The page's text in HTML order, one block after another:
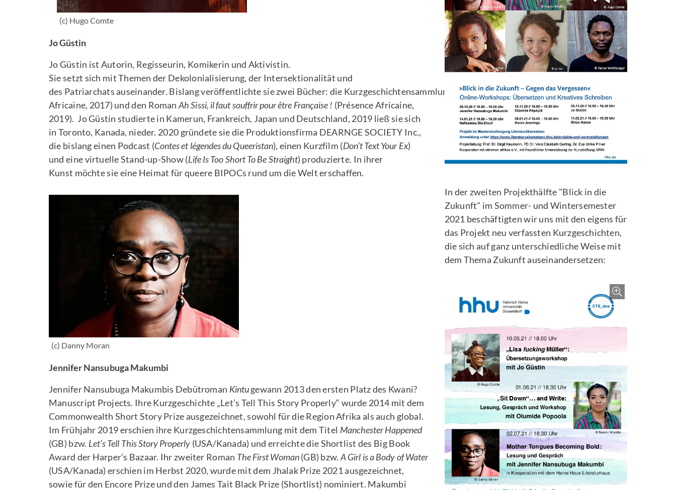
(c) Hugo Comte
Jo Güstin
Jo Güstin ist Autorin, Regisseurin, Komikerin und Aktivistin.
Sie setzt sich mit Themen der Dekolonialisierung, der Intersektionalität und
des Patriarchats auseinander. Bislang veröffentlichte sie zwei Bücher: die Kurzgeschichtensammlung
9 Histoires lumineuses(Présence
Africaine, 2017) und den RomanAh Sissi, il faut souffrir pour être Française ! (Présence Africaine,
2019). Jo Güstin studierte in Kamerun, Frankreich, Japan und Deutschland, 2019 ließ sie sich
in Toronto, Kanada, nieder. 2020 gründete sie die Produktionsfirma DEARNGE SOCIETY Inc.,
die bislang einen Podcast (Contes et légendes du Queeristan), einen Kurzfilm (Don’t Text Your Ex)
und eine virtuelle Stand-up-Show (Life Is Too Short To Be Straight) produzierte. In ihrer
Kunst möchte sie eine Heimat für queere BIPOCs rund um die Welt erschaffen.
(c) Danny Moran
Jennifer Nansubuga Makumbi
Jennifer Nansubuga Makumbis Debütroman Kintugewann 2013 den ersten Platz des Kwani?
Manuscript Projects. Ihre Kurzgeschichte „Let’s Tell This Story Properly“ wurde 2014 mit dem
Commonwealth Short Story Prize ausgezeichnet, sowohl für die Region Afrika als auch global.
Im Frühjahr 2019 erschien ihre Kurzgeschichtensammlung mit dem Titel Manchester Happened
(GB) bzw. Let’s Tell This Story Properly (USA/Kanada) und erreichte die Shortlist des Big Book
Award der Harper’s Bazaar. Ihr zweiter Roman The First Woman(GB) bzw. A Girl is a Body of Water
(USA/Kanada) erschien im Herbst 2020, wurde mit dem Jhalak Prize 2021 ausgezeichnet,
sowie für den Encore Prize und den James Tait Black Prize (Shortlist) nominiert. Makumbi
In der zweiten Projekthälfte "Blick in die
Zukunft" im Sommer- und Wintersemester
2021 beschäftigten wir uns mit den eigens für
das Projekt neu verfassten Kurzgeschichten,
die sich auf ganz unterschiedliche Weise mit
dem Thema Zukunft auseinandersetzen: